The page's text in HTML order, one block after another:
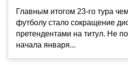
Главным итогом 23-го тура
футболу стало сокращение
претендентами на титул. Не
начала января...